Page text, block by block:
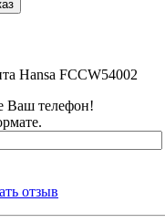
Ваш телефон!
отзыв